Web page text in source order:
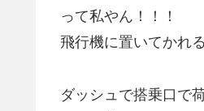
って私やん！！！
飛行機に置いてかれ
ダッシュで搭乗口で